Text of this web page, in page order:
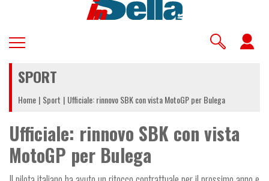
SPORT
Home Sport Ufficiale: rinnovo SBK con vista MotoGP per Bulega
Ufficiale: rinnovo SBK con vista
MotoGP per Bulega